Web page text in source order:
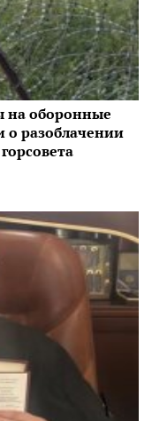
на оборонные
разоблачении